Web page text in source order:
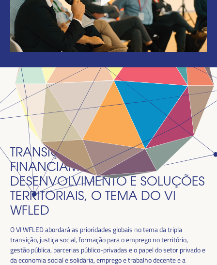
TRANSIÇÃO JUSTA,
FINANCIAMENTO DO
DESENVOLVIMENTO E SOLUÇÕES
TERRITORIAIS, O TEMA DO VI
WFLED
O VI WFLED abordará as prioridades globais no tema da tripla
transição, justiça social, formação para o emprego no território,
gestão pública, parcerias público-privadas e o papel do setor privado e
da economia social e solidária, emprego e trabalho decente e a